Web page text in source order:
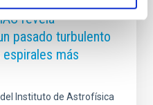
revela
pasado turbulento
espirales más
Instituto de Astrofísica